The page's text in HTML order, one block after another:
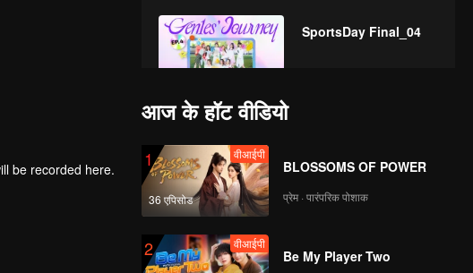
SportsDay Final_04
आज के हॉट वीडियो
1
36 एपिसोड
वीआईपी
BLOSSOMS OF POWER
प्रेम · पारंपरिक पोशाक
2 वीआईपी
Be My Player Two